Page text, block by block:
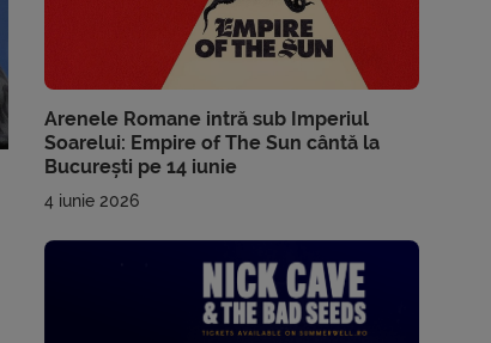
Arenele Romane intră sub Imperiul
Soarelui: Empire of The Sun cântă la
București pe 14 iunie
4 iunie 2026